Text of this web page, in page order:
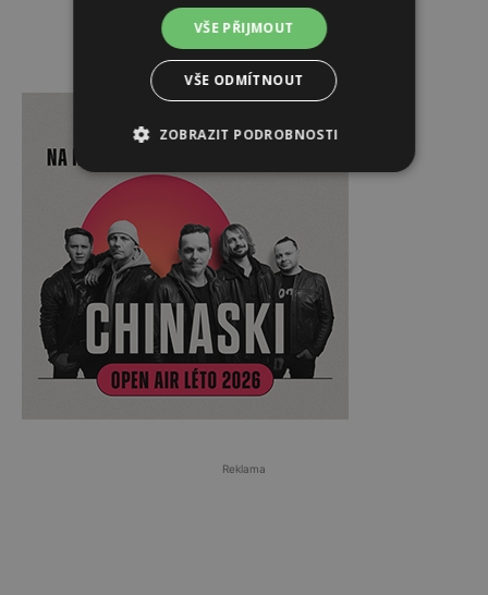
Reklama
Reklama
VŠE PŘIJMOUT
VŠE ODMÍTNOUT
ZOBRAZIT PODROBNOSTI